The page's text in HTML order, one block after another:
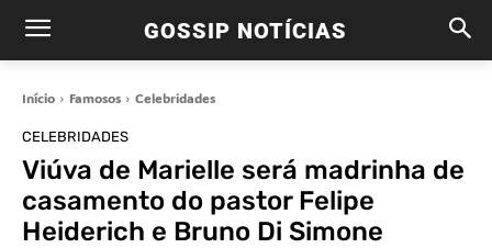
GOSSIP NOTÍCIAS
Início Famosos Celebridades
CELEBRIDADES
Viúva de Marielle será madrinha de
casamento do pastor Felipe
Heiderich e Bruno Di Simone